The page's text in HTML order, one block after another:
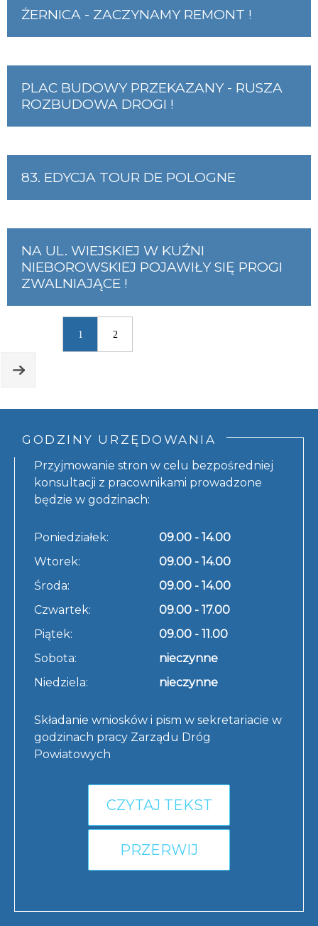
ŻERNICA - ZACZYNAMY REMONT !
PLAC BUDOWY PRZEKAZANY - RUSZA
ROZBUDOWA DROGI !
83. EDYCJA TOUR DE POLOGNE
NA UL. WIEJSKIEJ W KUŹNI
NIEBOROWSKIEJ POJAWIŁY SIĘ PROGI
ZWALNIAJĄCE !
1 2
GODZINY URZĘDOWANIA
Przyjmowanie stron w celu bezpośredniej
konsultacji z pracownikami prowadzone
będzie w godzinach:
Poniedziałek:
09.00 - 14.00
Wtorek:
09.00 - 14.00
Środa:
09.00 - 14.00
Czwartek:
09.00 - 17.00
Piątek:
09.00 - 11.00
Sobota:
nieczynne
Niedziela:
nieczynne
Składanie wniosków i pism w sekretariacie w
godzinach pracy Zarządu Dróg
Powiatowych
CZYTAJ TEKST
PRZERWIJ